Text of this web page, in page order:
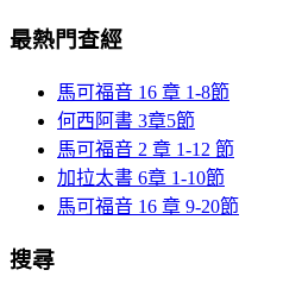
最熱門查經
馬可福音 16 章 1-8節
何西阿書 3章5節
馬可福音 2 章 1-12 節
加拉太書 6章 1-10節
馬可福音 16 章 9-20節
搜尋